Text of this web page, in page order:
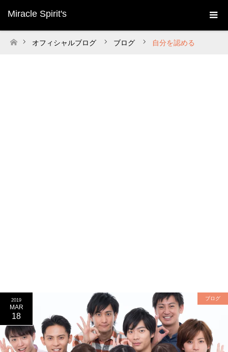
Miracle Spirit's
ホーム
オフィシャルブログ ブログ 自分を認める
2019
MAR
18
ブログ